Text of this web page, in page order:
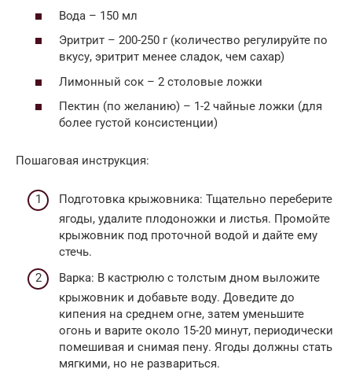
Вода – 150 мл
Эритрит – 200-250 г (количество регулируйте по
вкусу, эритрит менее сладок, чем сахар)
Лимонный сок – 2 столовые ложки
Пектин (по желанию) – 1-2 чайные ложки (для
более густой консистенции)
Пошаговая инструкция:
Подготовка крыжовника: Тщательно переберите
ягоды, удалите плодоножки и листья. Промойте
крыжовник под проточной водой и дайте ему
стечь.
Варка: В кастрюлю с толстым дном выложите
крыжовник и добавьте воду. Доведите до
кипения на среднем огне, затем уменьшите
огонь и варите около 15-20 минут, периодически
помешивая и снимая пену. Ягоды должны стать
мягкими, но не развариться.